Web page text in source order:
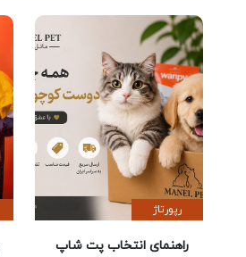
رپورتاژ
راهنمای انتخاب پت شاپ